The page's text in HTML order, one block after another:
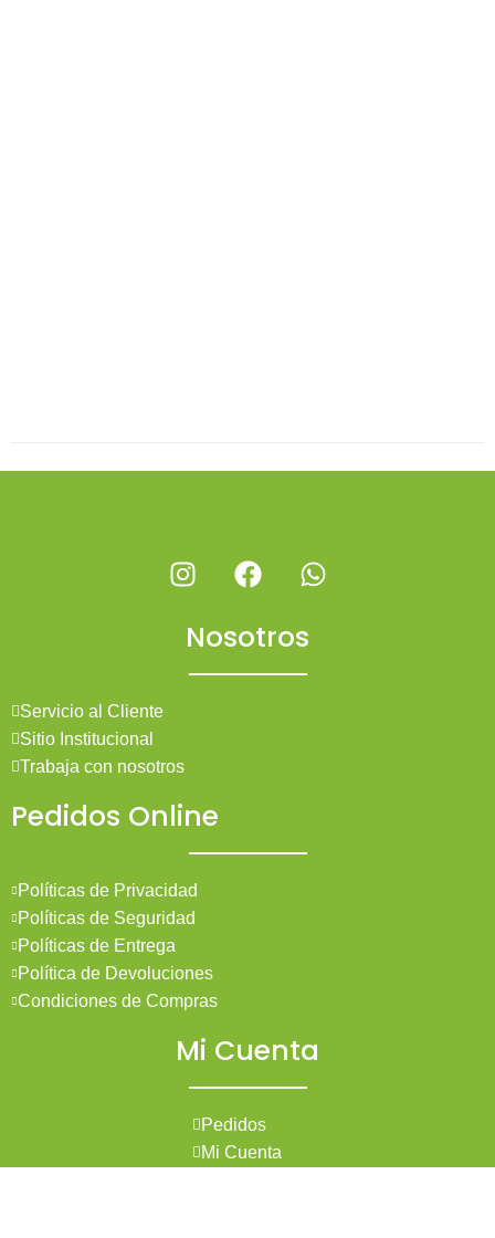
Nosotros
Servicio al Cliente
Sitio Institucional
Trabaja con nosotros
Pedidos Online
Políticas de Privacidad
Políticas de Seguridad
Políticas de Entrega
Política de Devoluciones
Condiciones de Compras
Mi Cuenta
Pedidos
Mi Cuenta